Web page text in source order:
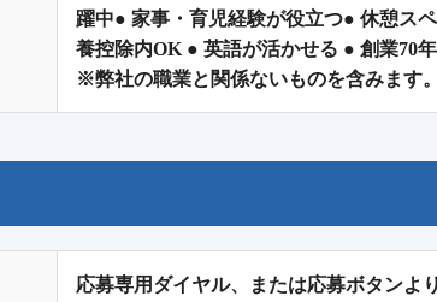
躍中● 家事・育児経験が役立つ● 休憩ス
養控除内OK ● 英語が活かせる ● 創業70
※弊社の職業と関係ないものを含みます。
応募専用ダイヤル、または応募ボタンよ